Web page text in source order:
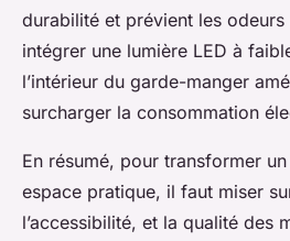
durabilité et prévient les
intégrer une lumière LED à
l’intérieur du garde-manger
surcharger la consommation
En résumé, pour transformer
espace pratique, il faut miser
l’accessibilité, et la qualité des